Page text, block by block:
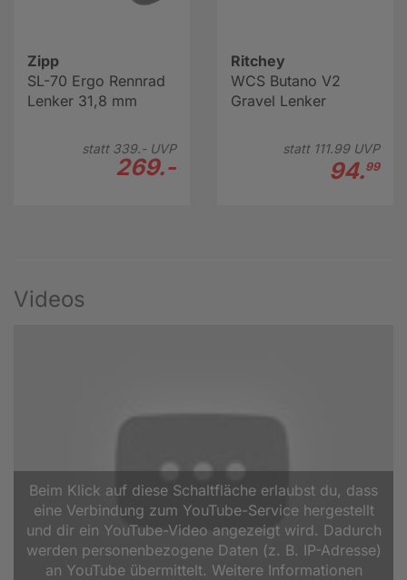
Zipp
SL-70 Ergo Rennrad
Lenker 31,8 mm
statt 339.-UVP
269.-
Ritchey
WCS Butano V2
Gravel Lenker
statt 111.99UVP
94.99
Videos
Beim Klick auf diese Schaltfläche erlaubst du, dass
eine Verbindung zum YouTube-Service hergestellt
und dir ein YouTube-Video angezeigt wird. Dadurch
werden personenbezogene Daten (z. B. IP-Adresse)
an YouTube übermittelt. Weitere Informationen